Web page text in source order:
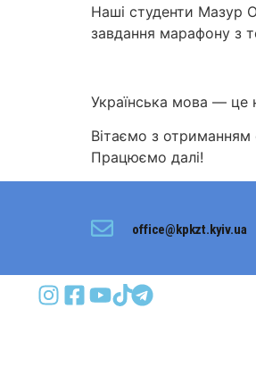
Наші студенти Мазур
завдання марафону з
Українська мова — це
Вітаємо з отриманням
Працюємо далі!
office@kpkzt.kyiv.ua